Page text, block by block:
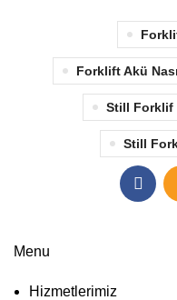
Forklift Akü
Still Forklif
Still
Menu
Hizmetlerimiz